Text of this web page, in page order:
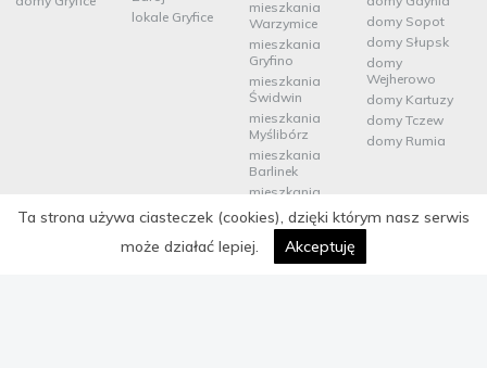
lokale Gryfice
mieszkania
Warzymice
mieszkania
Gryfino
mieszkania
Świdwin
mieszkania
Myślibórz
mieszkania
Barlinek
mieszkania
mieszkania
Gryfice
domy Sopot
domy Słupsk
domy
Wejherowo
domy Kartuzy
domy Tczew
domy Rumia
Ta strona używa ciasteczek (cookies), dzięki którym nasz serwis
może działać lepiej.
Akceptuję